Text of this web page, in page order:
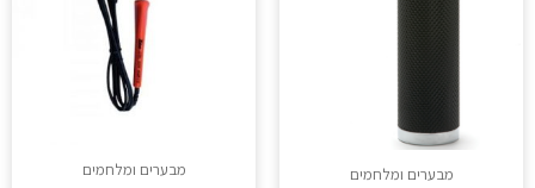
מבערים ומלחמים מבערים ומלחמים